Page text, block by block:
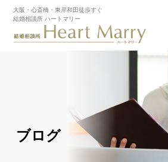
大阪・心斎橋・東岸和田徒歩すぐ​
結婚相談所 ハートマリー
ブログ